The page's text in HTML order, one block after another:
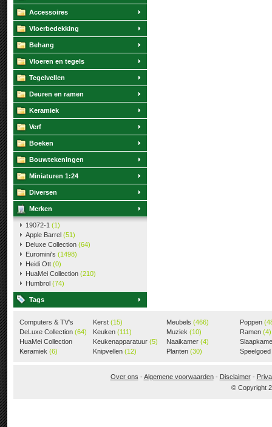
Accessoires
Vloerbedekking
Behang
Vloeren en tegels
Tegelvellen
Deuren en ramen
Keramiek
Verf
Boeken
Bouwtekeningen
Miniaturen 1:24
Diversen
Merken
19072-1 (1)
Apple Barrel (51)
Deluxe Collection (64)
Euromini's (1498)
Heidi Ott (0)
HuaMei Collection (210)
Humbrol (74)
Tags
Computers & TV's
(18)
DeLuxe Collection (64)
HuaMei Collection
(205)
Keramiek (6)
Kerst (15)
Keuken (111)
Keukenapparatuur (5)
Knipvellen (12)
Meubels (466)
Muziek (10)
Naaikamer (4)
Planten (30)
Poppen
Ramen (4)
Speelgoed
Over ons -Algemene voorwaarden- Disclaimer-
© Copyright